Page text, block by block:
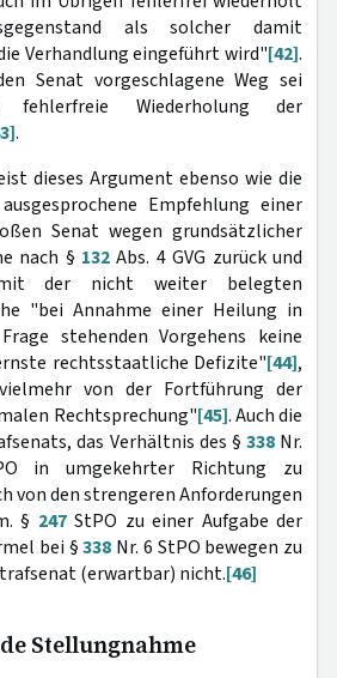
als solcher damit
Verhandlung eingeführt wird"[42].
Senat vorgeschlagene Weg sei
fehlerfreie Wiederholung der
.
dieses Argument ebenso wie die
Empfehlung einer
Senat wegen grundsätzlicher
nach § 132 Abs. 4 GVG zurück und
der nicht weiter belegten
"bei Annahme einer Heilung in
stehenden Vorgehens keine
rechtsstaatliche Defizite"[44],
von der Fortführung der
Rechtsprechung"[45]. Auch die
das Verhältnis des § 338Nr.
in umgekehrter Richtung zu
von den strengeren Anforderungen
§ 247StPO zu einer Aufgabe der
bei §338 Nr. 6 StPO bewegen zu
(erwartbar) nicht.[46]
Stellungnahme